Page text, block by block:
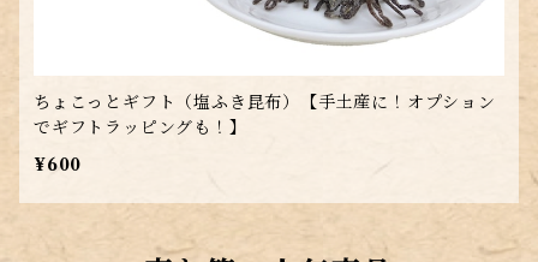
ちょこっとギフト（塩ふき昆布）【手土産に！オプション
でギフトラッピングも！】
¥600